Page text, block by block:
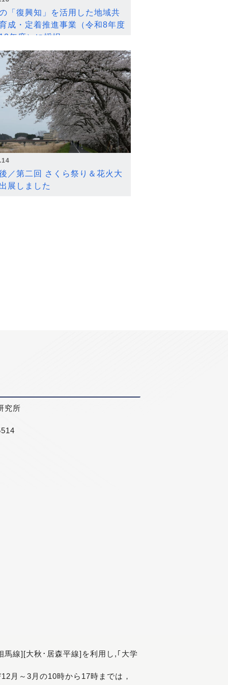
「復興知」を活用した地域共
成・定着推進事業（令和8年度
年度）に採択
／第二回 さくら祭り＆花火大
展しました
究所
線][大秋･居森平線]を利用し,｢大学
月～3月の10時から17時までは，